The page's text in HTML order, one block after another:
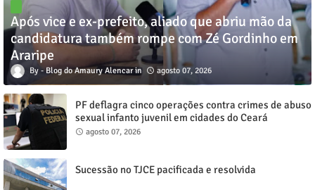
Após vice e ex-prefeito, aliado que abriu mão da
candidatura também rompe com Zé Gordinho em
Araripe
Blog do Amaury Alencar agosto 07, 2026
PF deflagra cinco operações contra crimes de abuso
sexual infanto juvenil em cidades do Ceará
agosto 07, 2026
Sucessão no TJCE pacificada e resolvida